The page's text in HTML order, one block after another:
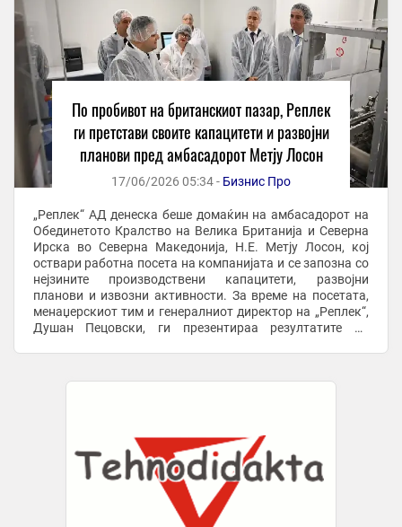
По пробивот на британскиот пазар, Реплек
ги претстави своите капацитети и развојни
планови пред амбасадорот Метју Лосон
17/06/2026 05:34 - Бизнис Про
„Реплек“ АД денеска беше домаќин на амбасадорот на
Обединетото Кралство на Велика Британија и Северна
Ирска во Северна Македонија, Н.Е. Метју Лосон, кој
оствари работна посета на компанијата и се запозна со
нејзините производствени капацитети, развојни
планови и извозни активности. За време на посетата,
менаџерскиот тим и генералниот директор на „Реплек“,
Душан Пецовски, ги презентираа резултатите од